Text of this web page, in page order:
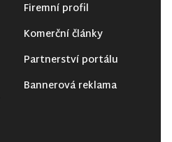
Firemní profil
Komerční články
Partnerství portálu
Bannerová reklama